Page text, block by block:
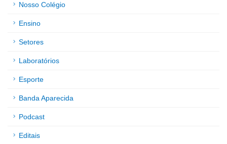
Nosso Colégio
Ensino
Setores
Laboratórios
Esporte
Banda Aparecida
Podcast
Editais